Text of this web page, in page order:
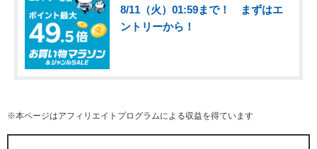
8/11（火）01:59まで！ まずはエ
ントリーから！
※本ページはアフィリエイトプログラムによる収益を得ています